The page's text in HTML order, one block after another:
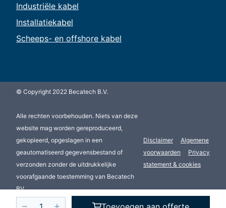
Industriële kabel
Installatiekabel
Scheeps- en offshore kabel
© Copyright 2022 Becatech B.V.
Alle rechten voorbehouden. Niets van deze
website mag worden gereproduceerd,
gekopieerd, opgeslagen in een
geautomatiseerd gegevensbestand of
verzonden zonder de uitdrukkelijke
voorafgaande toestemming van Becatech
BV.
Disclaimer
Algemene
voorwaarden
Privacy
statement & cookies